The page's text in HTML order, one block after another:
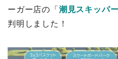
ーガー店の「 潮見スキッパ
判明しました！